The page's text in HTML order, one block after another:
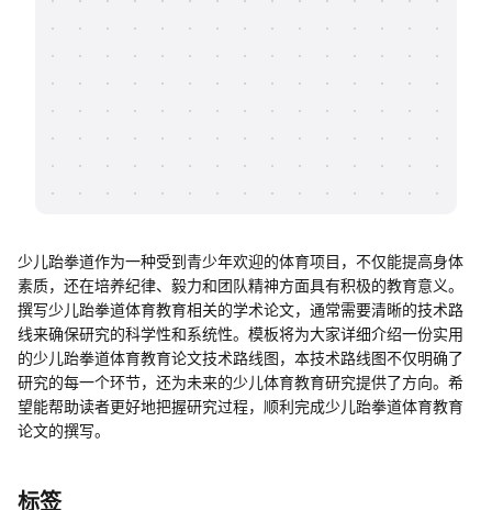
少儿跆拳道作为一种受到青少年欢迎的体育项目，不仅能提高身体
素质，还在培养纪律、毅力和团队精神方面具有积极的教育意义。
撰写少儿跆拳道体育教育相关的学术论文，通常需要清晰的技术路
线来确保研究的科学性和系统性。模板将为大家详细介绍一份实用
的少儿跆拳道体育教育论文技术路线图，本技术路线图不仅明确了
研究的每一个环节，还为未来的少儿体育教育研究提供了方向。希
望能帮助读者更好地把握研究过程，顺利完成少儿跆拳道体育教育
论文的撰写。
标签